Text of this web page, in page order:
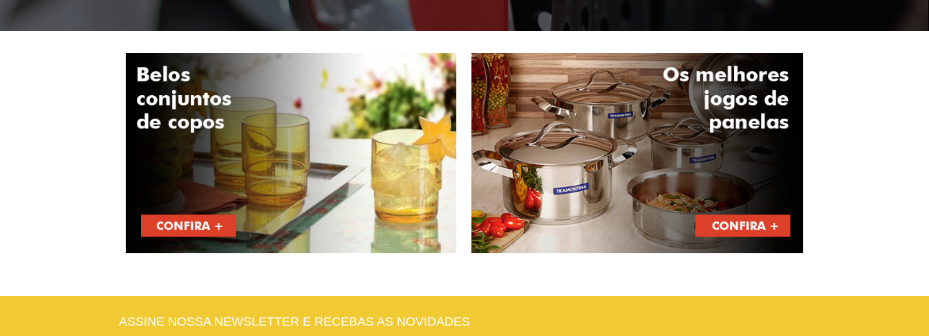
ASSINE NOSSA NEWSLETTER E RECEBAS AS NOVIDADES